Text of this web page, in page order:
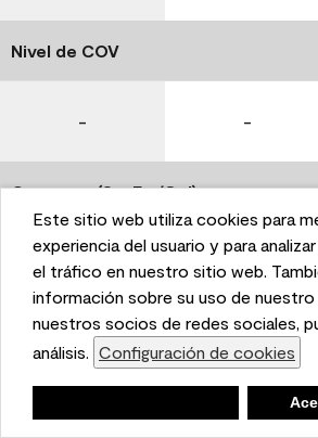
This website uses cookies to
and to analyze performance and
We also share information about
with our social media, advertising,
partners. Cookie Settings
Este sitio web utiliza cookies para
experiencia del usuario y para
el tráfico en nuestro sitio web.
información sobre su uso de
nuestros socios de redes sociales,
análisis. Configuración de cookies
Nivel de COV
- -
Coverage (Sq. Ft./Gal)
350-400 400-450
Tiempo de secado